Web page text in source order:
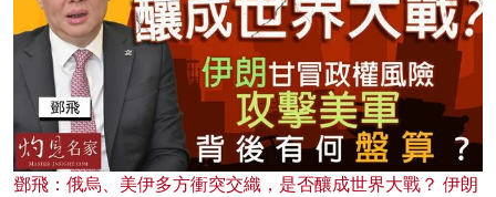
鄧飛：俄烏、美伊多方衝突交織，是否釀成世界大戰？ 伊朗